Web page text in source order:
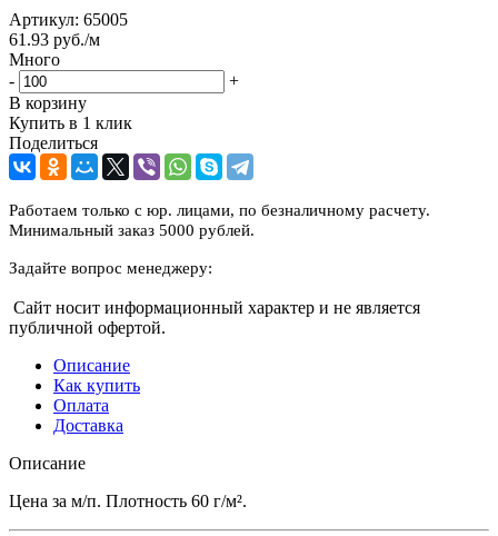
Артикул: 65005
61.93 руб./м
Много
-
+
В корзину
Купить в 1 клик
Поделиться
Работаем только с юр. лицами, по безналичному расчету.
Минимальный заказ 5000 рублей.
Задайте вопрос менеджеру:
Сайт носит информационный характер и не является
публичной офертой.
Описание
Как купить
Оплата
Доставка
Описание
Цена за м/п. Плотность 60 г/м².